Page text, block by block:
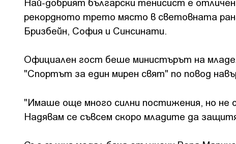
рекордното трето място в световната
Бризбейн, София и Синсинати.
Официален гост беше министърът на
"Спортът за един мирен свят" по повод
"Имаше още много силни постижения, но не
Надявам се съвсем скоро младите да